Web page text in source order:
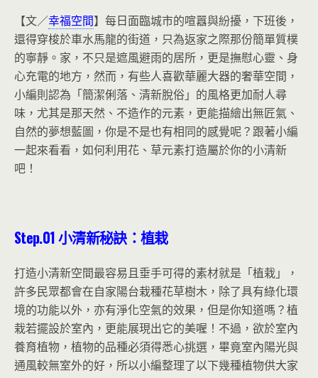
【文／幸福空間】每日面臨城市的喧囂與紛擾，下班後，
還得穿梭於車水馬龍的街道，只為返家之際那份簡單質樸
的寧靜。家，不只是遮風避雨的居所，更是撫慰心靈、身
心充電的地方，然而，有些人喜歡華麗大器的奢華空間，
小編則認為「簡潔俐落、清新脫俗」的風格更加耐人尋
味，尤其是那天然、不造作的元素，更能描繪出無匠氣、
自然的夢想藍圖，你是不是也有相同的感覺呢？跟著小編
一起來看看，如何利用花、草元素打造屬於你的小清新
吧！
Step.01小清新秘訣：植栽
打造小清新空間最容易且垂手可得的素材就是「植栽」，
許多民眾都會在自家陽台栽種花草樹木，除了具有綠化環
境的功能以外，亦有淨化空氣的效果，但是你知道嗎？植
栽若擺設於室內，更能展現出它的美喔！不過，欲於室內
養育植物，植物的品種必須得悉心挑選，畢竟室內陽光與
通風較無室外的好，所以小編整理了以下幾種植物供大家